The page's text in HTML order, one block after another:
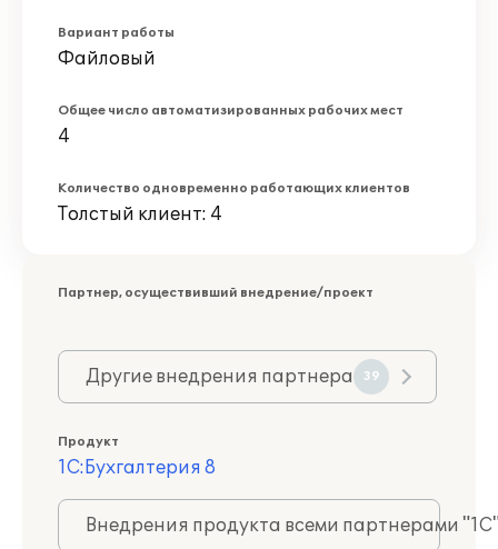
Вариант работы
Файловый
Общее число автоматизированных рабочих мест
4
Количество одновременно работающих клиентов
Толстый клиент: 4
Партнер, осуществивший внедрение/проект
Другие внедрения партнера 39
Продукт
1С:Бухгалтерия 8
Внедрения продукта всеми партнерами